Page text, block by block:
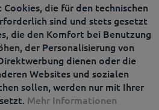
die für den technischen
sind und stets gesetzt
die den Komfort bei Benutzung
der Personalisierung von
dienen oder die
Websites und sozialen
sollen, werden nur mit Ihrer
Mehr Informationen